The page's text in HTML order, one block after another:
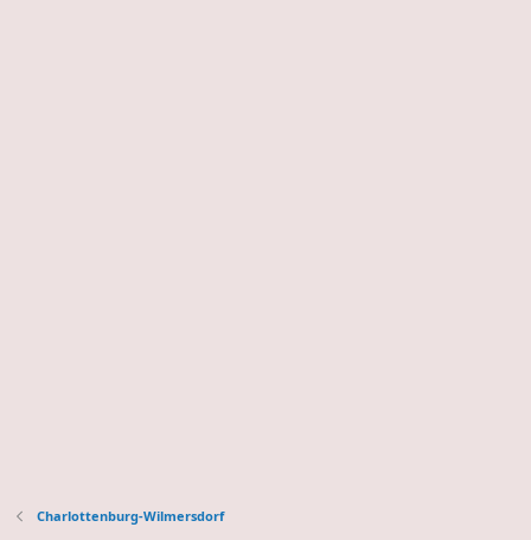
Charlottenburg-Wilmersdorf